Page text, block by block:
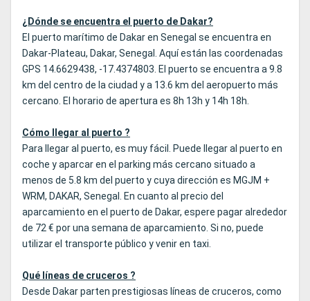
¿Dónde se encuentra el puerto de Dakar?
El puerto marítimo de Dakar en Senegal se encuentra en
Dakar-Plateau, Dakar, Senegal. Aquí están las coordenadas
GPS 14.6629438, -17.4374803. El puerto se encuentra a 9.8
km del centro de la ciudad y a 13.6 km del aeropuerto más
cercano. El horario de apertura es 8h 13h y 14h 18h.
Cómo llegar al puerto ?
Para llegar al puerto, es muy fácil. Puede llegar al puerto en
coche y aparcar en el parking más cercano situado a
menos de 5.8 km del puerto y cuya dirección es MGJM +
WRM, DAKAR, Senegal. En cuanto al precio del
aparcamiento en el puerto de Dakar, espere pagar alrededor
de 72 € por una semana de aparcamiento. Si no, puede
utilizar el transporte público y venir en taxi.
Qué líneas de cruceros ?
Desde Dakar parten prestigiosas líneas de cruceros, como